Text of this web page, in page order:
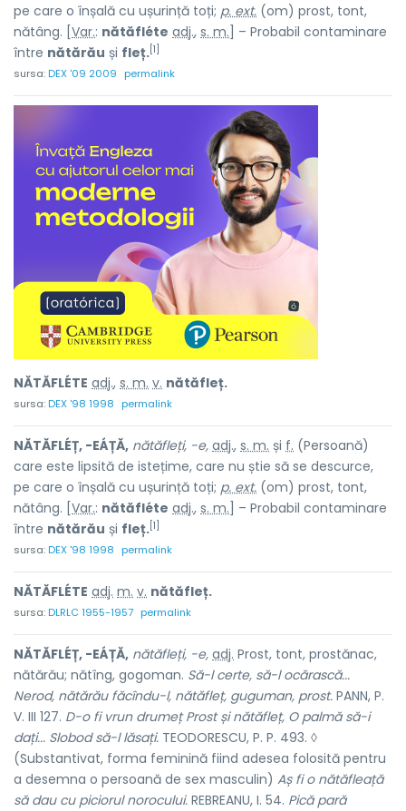
pe care o înșală cu ușurință toți; p. ext. (om) prost, tont,
nătâng. [ Var.: nătăfléte adj., s. m. ] – Probabil contaminare
între nătărău și fleț. [1]
sursa:DEX '09 2009 permalink
NĂTĂFLÉTE adj., s. m. v. nătăfleț.
sursa:DEX '98 1998 permalink
NĂTĂFLÉȚ, -EÁȚĂ, nătăfleți, -e, adj., s. m. și f. (Persoană)
care este lipsită de istețime, care nu știe să se descurce,
pe care o înșală cu ușurință toți; p. ext. (om) prost, tont,
nătâng. [ Var.: nătăfléte adj., s. m. ] – Probabil contaminare
între nătărău și fleț. [1]
sursa:DEX '98 1998 permalink
NĂTĂFLÉTE adj. m. v. nătăfleț.
sursa:DLRLC 1955-1957 permalink
NĂTĂFLÉȚ, -EÁȚĂ, nătăfleți, -e, adj. Prost, tont, prostănac,
nătărău; nătîng, gogoman. Să-l certe, să-l ocărască...
Nerod, nătărău făcîndu-l, nătăfleț, guguman, prost. PANN, P.
V. III 127. D-o fi vrun drumeț Prost și nătăfleț, O palmă să-i
dați... Slobod să-l lăsați. TEODORESCU, P. P. 493. ◊
(Substantivat, forma feminină fiind adesea folosită pentru
a desemna o persoană de sex masculin) Aș fi o nătăfleață
să dau cu piciorul norocului. REBREANU, I. 54. Pică pară